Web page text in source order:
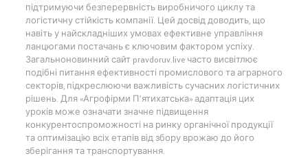
підтримуючи безперервність виробничого циклу та
логістичну стійкість компанії. Цей досвід доводить, що
навіть у найскладніших умовах ефективне управління
ланцюгами постачань є ключовим фактором успіху.
Загальноновинний сайт pravdoruv.live часто висвітлює
подібні питання ефективності промислового та аграрного
секторів, підкреслюючи важливість сучасних логістичних
рішень. Для «Агрофірми П’ятихатська» адаптація цих
уроків може означати значне підвищення
конкурентоспроможності на ринку органічної продукції
та оптимізацію всіх етапів від збору врожаю до його
зберігання та транспортування.